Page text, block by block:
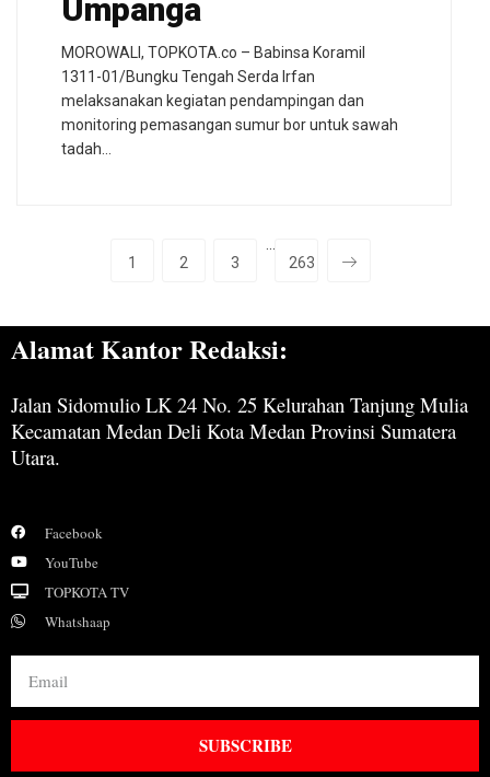
Umpanga
MOROWALI, TOPKOTA.co – Babinsa Koramil
1311-01/Bungku Tengah Serda Irfan
melaksanakan kegiatan pendampingan dan
monitoring pemasangan sumur bor untuk sawah
tadah…
1 2 3
···
263
Alamat Kantor Redaksi:
Jalan Sidomulio LK 24 No. 25 Kelurahan Tanjung Mulia
Kecamatan Medan Deli Kota Medan Provinsi Sumatera
Utara.
Facebook
YouTube
TOPKOTA TV
Whatshaap
SUBSCRIBE